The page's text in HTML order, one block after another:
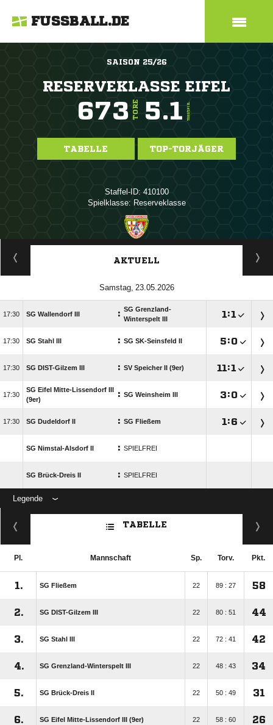
FUSSBALL.DE
SAISON 25/26
RESERVEKLASSE EIFEL
673 TORE 5.1 TORE/SPIEL
TABELLE TOP-TORJÄGER
Staffel-ID: 410100
Spielklasse: Reserveklasse
ANZEIGE
AKTUELL
 
 SG Wallendorf III : SG Grenzland-
Winterspelt III
 :
 SG Stahl III : SG SK-Seinsfeld II :
 SG DIST-Gilzem III : SV Speicher II (9er)  :

SG Eifel Mitte-Lissendorf III
(9er)
: SG Weinsheim III :
 SG Dudeldorf II : SG Fließem  :
SG Nimstal-Alsdorf II : SPIELFREI
SG Brück-Dreis II : SPIELFREI
Legende
ANZEIGE
TABELLE
Pl. Mannschaft Sp. Torv. Pkt.
1. SG Fließem 22 89 : 27 58
2. SG DIST-Gilzem III 22 80 : 51 44
3. SG Stahl III 22 72 : 41 42
4. SG Grenzland-Winterspelt III 22 48 : 43 34
5. SG Brück-Dreis II 22 50 : 49 31
6. SG Eifel Mitte-Lissendorf III (9er) 22 58 : 60 26